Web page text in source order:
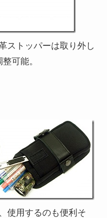
ストッパーは取り外し
可能。
使用するのも便利そ